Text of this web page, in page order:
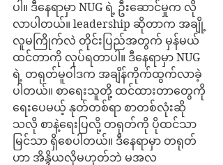
ပါ။ ဒီနေရာမှာ NUG ရဲ့ ဦးဆောင်မှုက လို
လာပါတယ်။ leadership ဆိုတာက အချို့
လူမကြိုက်လဲ တိုင်းပြည်အတွက် မှန်မယ်
ထင်တာကို လုပ်ရတာပါ။ ဒီနေရာမှာ NUG
ရဲ့ တရုတ်မူဝါဒက အချိန်ကိုက်ထွက်လာခဲ့
ပါတယ်။ စာရေးသူတို့ ထင်ထားတာတွေကို
ရေးပေမယ့် နုတ်တစ်ရာ စာတစ်လုံးဆို
သလို စာနဲ့ရေးပြလို့ တရုတ်ကို ပိုထင်သာ
မြင်သာ ရှိစေပါတယ်။ ဒီနေရာမှာ တရုတ်
ဟာ အိန္ဒိယလိုမဟုတ်ဘဲ မအလ